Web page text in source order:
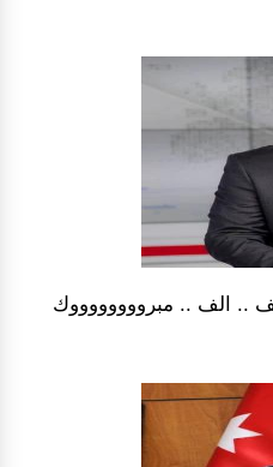
.. الف .. مبرووووووووك